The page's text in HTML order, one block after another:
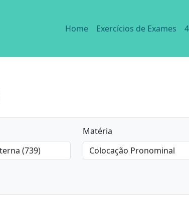
Home Exercícios de Exames
Matéria